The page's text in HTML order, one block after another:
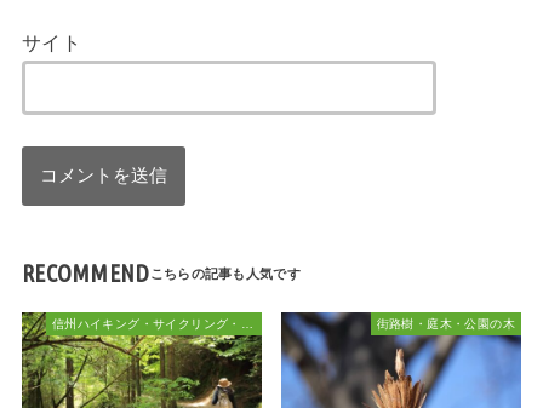
サイト
RECOMMEND
街路樹・庭木・公園の木